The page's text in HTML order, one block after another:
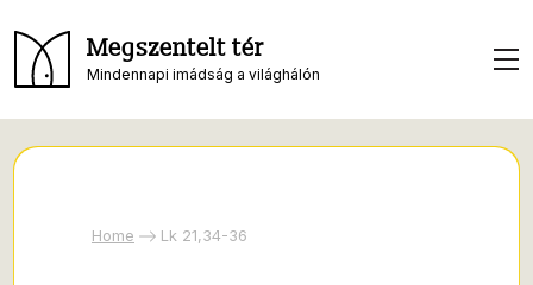
Megszentelt tér
Mindennapi imádság a világhálón
Home Lk 21,34-36